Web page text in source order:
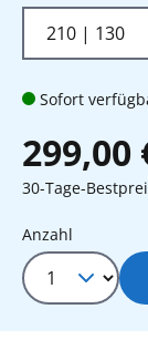
Sofort
299,00
30-Tage-
Produkt
Anzahl